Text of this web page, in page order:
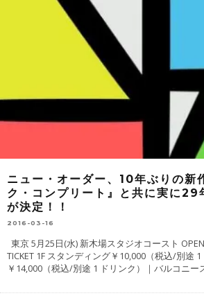
ニュー・オーダー、10年ぶりの新
ク・コンプリート』と共に実に29
が決定！！
2016-03-16
東京 5月25日(水) 新木場スタジオコースト
TICKET 1F スタンディング￥10,000（税込/別途
￥14,000（税込/別途 1 ドリンク）｜バルコニー